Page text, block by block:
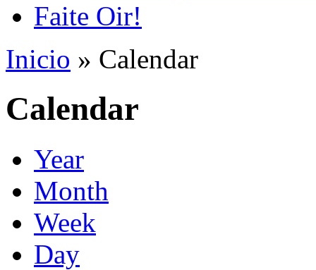
Faite Oir!
Inicio » Calendar
Calendar
Year
Month
Week
Day